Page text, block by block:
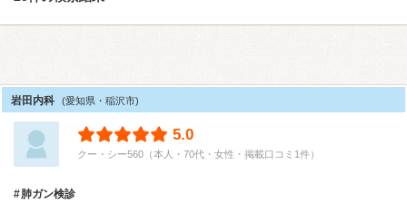
岩田内科 (愛知県・稲沢市)
5.0
クー・シー560（本人・70代・女性・掲載口コミ1件）
肺ガン検診